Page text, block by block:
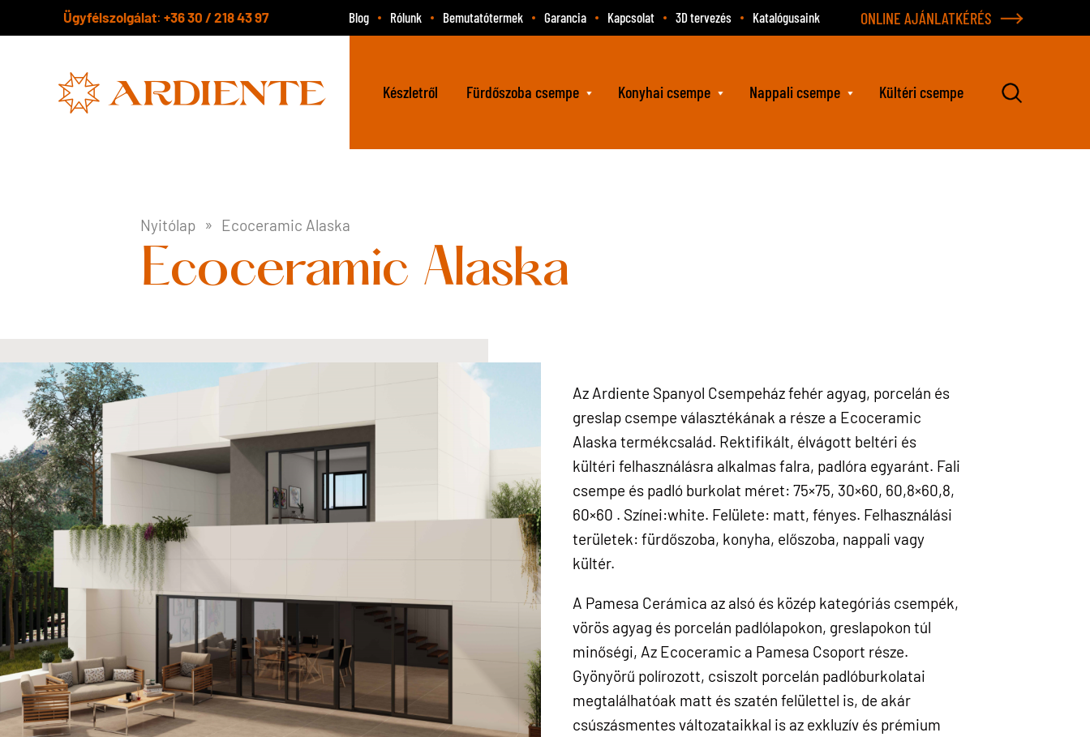
Ügyfélszolgálat: +36 30 / 218 43 97 ONLINE AJÁNLATKÉRÉS
Blog Rólunk Bemutatótermek Garancia Kapcsolat 3D tervezés Katalógusaink
Készletről Fürdőszoba csempe Konyhai csempe Nappali csempe Kültéri csempe
Nyitólap Ecoceramic Alaska
Ecoceramic Alaska
Az Ardiente Spanyol Csempeház fehér agyag, porcelán és
greslap csempe választékának a része a Ecoceramic
Alaska termékcsalád. Rektifikált, élvágott beltéri és
kültéri felhasználásra alkalmas falra, padlóra egyaránt. Fali
csempe és padló burkolat méret: 75×75, 30×60, 60,8×60,8,
60×60 . Színei:white. Felülete: matt, fényes. Felhasználási
területek: fürdőszoba, konyha, előszoba, nappali vagy
kültér.
A Pamesa Cerámica az alsó és közép kategóriás csempék,
vörös agyag és porcelán padlólapokon, greslapokon túl
minőségi, Az Ecoceramic a Pamesa Csoport része.
Gyönyörű polírozott, csiszolt porcelán padlóburkolatai
megtalálhatóak matt és szatén felülettel is, de akár
csúszásmentes változataikkal is az exkluzív és prémium